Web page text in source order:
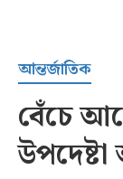
সর্বশেষ
আন্তর্জাতিক
বেঁচে